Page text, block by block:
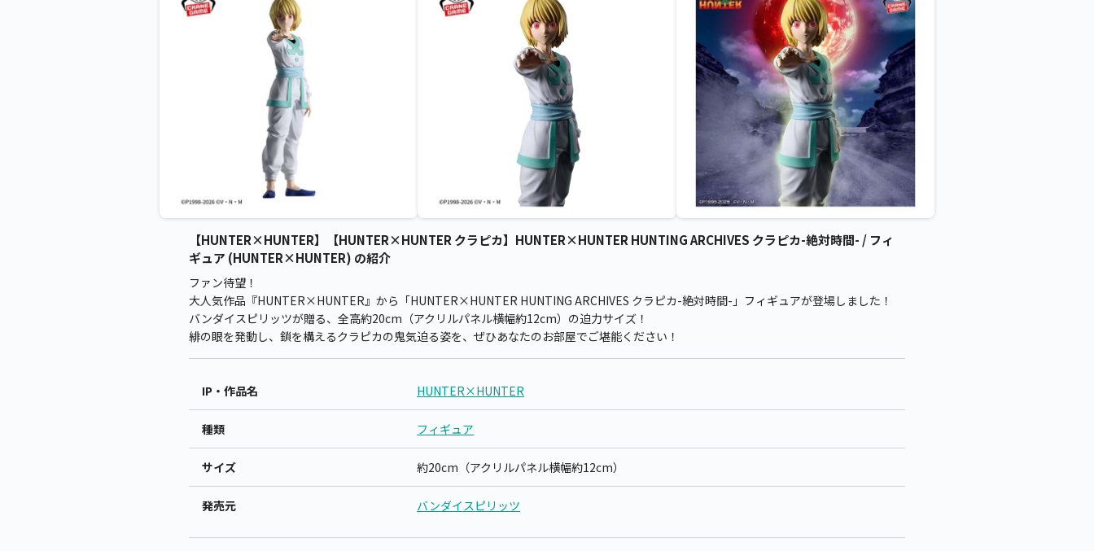
【HUNTER×HUNTER】【HUNTER×HUNTER クラピカ】HUNTER×HUNTER HUNTING ARCHIVES クラピカ-絶対時間- / フィ
ギュア (HUNTER×HUNTER) の紹介
ファン待望！
大人気作品『HUNTER×HUNTER』から「HUNTER×HUNTER HUNTING ARCHIVES クラピカ-絶対時間-」フィギュアが登場しました！
バンダイスピリッツが贈る、全高約20cm（アクリルパネル横幅約12cm）の迫力サイズ！
緋の眼を発動し、鎖を構えるクラピカの鬼気迫る姿を、ぜひあなたのお部屋でご堪能ください！
IP・作品名 HUNTER×HUNTER
種類 フィギュア
サイズ 約20cm（アクリルパネル横幅約12cm）
発売元 バンダイスピリッツ